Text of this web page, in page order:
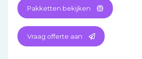
Pakketten bekijken
Vraag offerte aan